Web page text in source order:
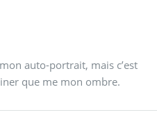
auto-portrait, mais c’est
que me mon ombre.